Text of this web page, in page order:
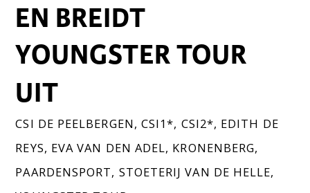
EN BREIDT
YOUNGSTER TOUR
UIT
CSI DE PEELBERGEN, CSI1*, CSI2*, EDITH DE
REYS, EVA VAN DEN ADEL, KRONENBERG,
PAARDENSPORT, STOETERIJ VAN DE HELLE,